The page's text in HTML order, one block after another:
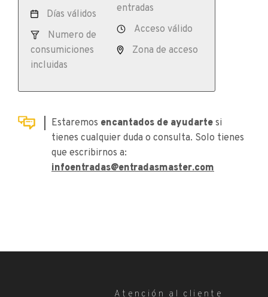
Días válidos
Numero de
consumiciones
incluidas
entradas
Acceso válido
Zona de acceso
Estaremos encantados de ayudarte si
tienes cualquier duda o consulta. Solo tienes
que escribirnos a:
infoentradas@entradasmaster.com
Atención al cliente